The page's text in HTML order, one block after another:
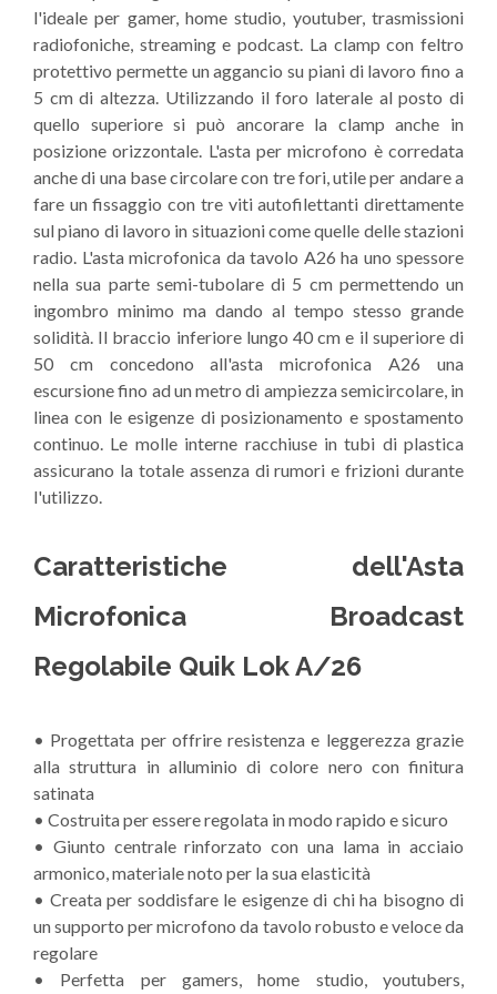
l'ideale per gamer, home studio, youtuber, trasmissioni
radiofoniche, streaming e podcast. La clamp con feltro
protettivo permette un aggancio su piani di lavoro fino a
5 cm di altezza. Utilizzando il foro laterale al posto di
quello superiore si può ancorare la clamp anche in
posizione orizzontale. L'asta per microfono è corredata
anche di una base circolare con tre fori, utile per andare a
fare un fissaggio con tre viti autofilettanti direttamente
sul piano di lavoro in situazioni come quelle delle stazioni
radio. L'asta microfonica da tavolo A26 ha uno spessore
nella sua parte semi-tubolare di 5 cm permettendo un
ingombro minimo ma dando al tempo stesso grande
solidità. Il braccio inferiore lungo 40 cm e il superiore di
50 cm concedono all'asta microfonica A26 una
escursione fino ad un metro di ampiezza semicircolare, in
linea con le esigenze di posizionamento e spostamento
continuo. Le molle interne racchiuse in tubi di plastica
assicurano la totale assenza di rumori e frizioni durante
l'utilizzo.
Caratteristiche dell'Asta
Microfonica Broadcast
Regolabile Quik Lok A/26
• Progettata per offrire resistenza e leggerezza grazie
alla struttura in alluminio di colore nero con finitura
satinata
• Costruita per essere regolata in modo rapido e sicuro
• Giunto centrale rinforzato con una lama in acciaio
armonico, materiale noto per la sua elasticità
• Creata per soddisfare le esigenze di chi ha bisogno di
un supporto per microfono da tavolo robusto e veloce da
regolare
• Perfetta per gamers, home studio, youtubers,